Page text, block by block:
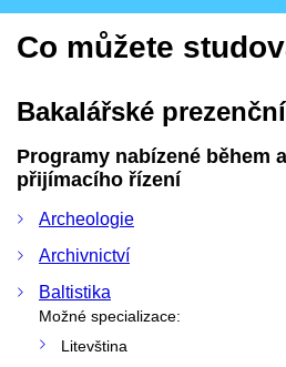
Co můžete
Bakalářské
Programy nabízené během
přijímacího řízení
Archeologie
Archivnictví
Baltistika
Možné specializace:
Litevština